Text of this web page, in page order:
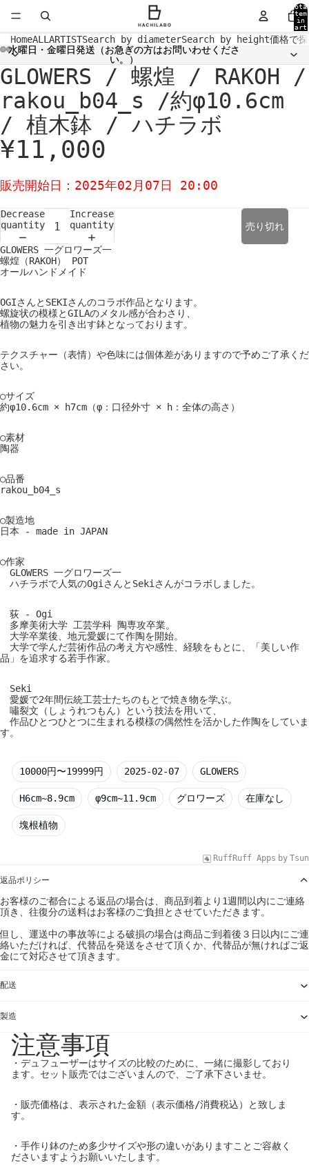
in
0
HomeALL ARTISTSearch by diameterSearch by height価格で
水曜日・金曜日発送（お急ぎの方はお問いわせくださ
い。）
水曜日・金曜日発送（お急ぎの方はお問いわせくださ
い。）
Open
image
full
screen
Open
image
full
screen
Open
image
full
screen
Open
image
full
screen
Open
image
full
screen
Open
image
full
screen
Open
image
full
screen
Open
image
full
screen
GLOWERS / 螺煌 / RAKOH /
rakou_b04_s /約φ10.6cm
/ 植木鉢 / ハチラボ
¥11,000
販売開始日：2025年02月07日 20:00
Decrease
quantity
Increase
quantity
売り切れ
GLOWERS 一グロワーズ一
螺煌（RAKOH） POT
オールハンドメイド
OGIさんとSEKIさんのコラボ作品となります。
螺旋状の模様とGILAのメタル感が合わさり、
植物の魅力を引き出す鉢となっております。
テクスチャー（表情）や色味には個体差がありますので予めご了承くだ
さい。
○サイズ
約φ10.6cm × h7cm（φ：口径外寸 × h：全体の高さ）
○素材
陶器
○品番
rakou_b04_s
○製造地
日本 - made in JAPAN
○作家
GLOWERS 一グロワーズ一
ハチラボで人気のOgiさんとSekiさんがコラボしました。
荻 - Ogi
多摩美術大学 工芸学科 陶専攻卒業。
大学卒業後、地元愛媛にて作陶を開始。
大学で学んだ芸術作品の考え方や感性、経験をもとに、「美しい作
品」を追求する若手作家。
Seki
愛媛で2年間伝統工芸士たちのもとで焼き物を学ぶ。
嘯裂文（しょうれつもん）という技法を用いて、
作品ひとつひとつに生まれる模様の偶然性を活かした作陶をしていま
す。
10000円〜19999円 2025-02-07 GLOWERS
H6cm~8.9cm φ9cm~11.9cm グロワーズ 在庫なし
塊根植物
RuffRuff Apps by Tsun
返品ポリシー
お客様のご都合による返品の場合は、商品到着より1週間以内にご連絡
頂き、往復分の送料はお客様のご負担とさせていただきます。
但し、運送中の事故等による破損の場合は商品ご到着後３日以内にご連
絡いただければ、代替品を発送をさせて頂くか、代替品が無ければご返
金にて対応させて頂きます。
配送
製造
注意事項
・デュフューザーはサイズの比較のために、一緒に撮影しており
ます。セット販売ではございまんので、ご了承下さいませ。
・販売価格は、表示された金額（表示価格/消費税込）と致しま
す。
・手作り鉢のため多少サイズや形の違いがありますことご容赦く
ださいますようお願いいたします。